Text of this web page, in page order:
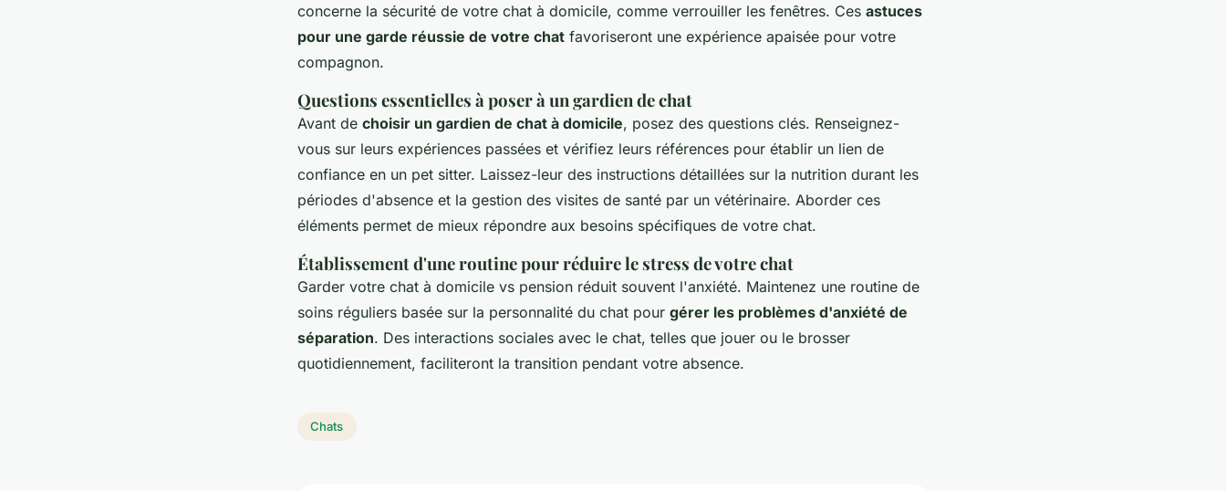
concerne la sécurité de votre chat à domicile, comme verrouiller les fenêtres. Ces astuces
pour une garde réussie de votre chat favoriseront une expérience apaisée pour votre
compagnon.
Questions essentielles à poser à un gardien de chat
Avant de choisir un gardien de chat à domicile, posez des questions clés. Renseignez-
vous sur leurs expériences passées et vérifiez leurs références pour établir un lien de
confiance en un pet sitter. Laissez-leur des instructions détaillées sur la nutrition durant les
périodes d'absence et la gestion des visites de santé par un vétérinaire. Aborder ces
éléments permet de mieux répondre aux besoins spécifiques de votre chat.
Établissement d'une routine pour réduire le stress de votre chat
Garder votre chat à domicile vs pension réduit souvent l'anxiété. Maintenez une routine de
soins réguliers basée sur la personnalité du chat pour gérer les problèmes d'anxiété de
séparation. Des interactions sociales avec le chat, telles que jouer ou le brosser
quotidiennement, faciliteront la transition pendant votre absence.
Chats